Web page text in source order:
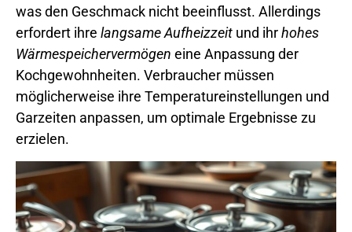
was den Geschmack nicht beeinflusst. Allerdings
erfordert ihre langsame Aufheizzeit und ihrhohes
Wärmespeichervermögen eine Anpassung der
Kochgewohnheiten. Verbraucher müssen
möglicherweise ihre Temperatureinstellungen und
Garzeiten anpassen, um optimale Ergebnisse zu
erzielen.